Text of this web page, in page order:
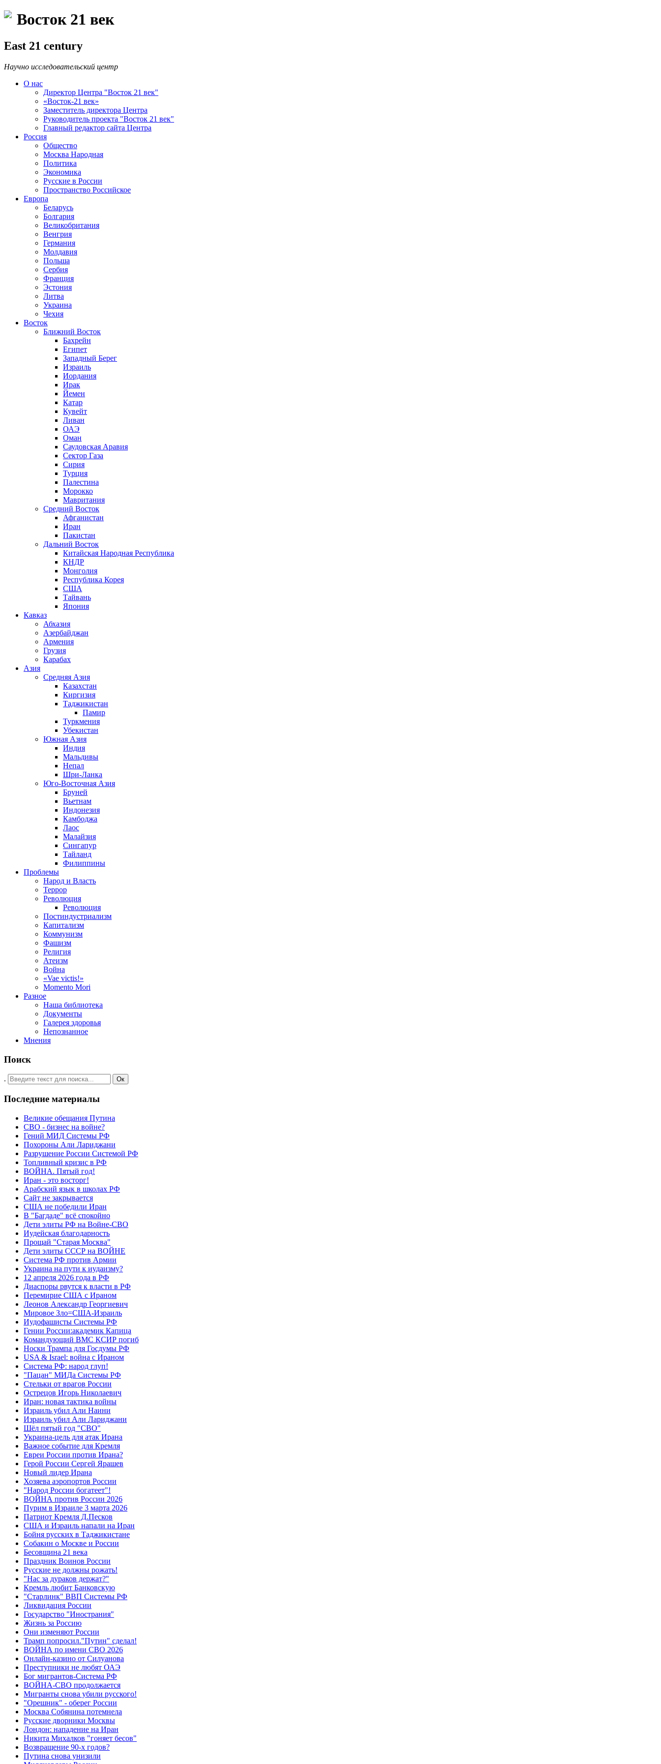
Восток 21 век
East 21 century
Научно исследовательский центр
О нас
Директор Центра "Восток 21 век"
«Восток-21 век»
Заместитель директора Центра
Руководитель проекта "Восток 21 век"
Главный редактор сайта Центра
Россия
Общество
Москва Народная
Политика
Экономика
Русские в России
Пространство Российское
Европа
Беларусь
Болгария
Великобритания
Венгрия
Германия
Молдавия
Польша
Сербия
Франция
Эстония
Литва
Украина
Чехия
Восток
Ближний Восток
Бахрейн
Египет
Западный Берег
Израиль
Иордания
Ирак
Йемен
Катар
Кувейт
Ливан
ОАЭ
Оман
Саудовская Аравия
Сектор Газа
Сирия
Турция
Палестина
Морокко
Мавритания
Средний Восток
Афганистан
Иран
Пакистан
Дальний Восток
Китайская Народная Республика
КНДР
Монголия
Республика Корея
США
Тайвань
Япония
Кавказ
Абхазия
Азербайджан
Армения
Грузия
Карабах
Азия
Средняя Азия
Казахстан
Киргизия
Таджикистан
Памир
Туркмения
Убекистан
Южная Азия
Индия
Мальдивы
Непал
Шри-Ланка
Юго-Восточная Азия
Бруней
Вьетнам
Индонезия
Камбоджа
Лаос
Малайзия
Сингапур
Тайланд
Филиппины
Проблемы
Народ и Власть
Террор
Революция
Революция
Постиндустриализм
Капитализм
Коммунизм
Фашизм
Религия
Атеизм
Война
«Vae victis!»
Momento Mori
Разное
Наша библиотека
Документы
Галерея здоровья
Непознанное
Мнения
Поиск
. Ок
Последние материалы
Великие обещания Путина
СВО - бизнес на войне?
Гений МИД Системы РФ
Похороны Али Лариджани
Разрушение России Системой РФ
Топливный кризис в РФ
ВОЙНА. Пятый год!
Иран - это восторг!
Арабский язык в школах РФ
Сайт не закрывается
США не победили Иран
В "Багдаде" всё спокойно
Дети элиты РФ на Войне-СВО
Иудейская благодарность
Прощай "Старая Москва"
Дети элиты СССР на ВОЙНЕ
Система РФ против Армии
Украина на пути к иудаизму?
12 апреля 2026 года в РФ
Диаспоры рвутся к власти в РФ
Перемирие США с Ираном
Леонов Александр Георгиевич
Мировое Зло=США-Израиль
Иудофашисты Системы РФ
Гении России:академик Капица
Командующий ВМС КСИР погиб
Носки Трампа для Госдумы РФ
USA & Israel: война с Ираном
Система РФ: народ глуп!
"Пацан" МИДа Системы РФ
Стельки от врагов России
Острецов Игорь Николаевич
Иран: новая тактика войны
Израиль убил Али Наини
Израиль убил Али Лариджани
Шёл пятый год "СВО"
Украина-цель для атак Ирана
Важное событие для Кремля
Евреи России против Ирана?
Герой России Сергей Ярашев
Новый лидер Ирана
Хозяева аэропортов России
"Народ России богатеет"!
ВОЙНА против России 2026
Пурим в Израиле 3 марта 2026
Патриот Кремля Д.Песков
США и Израиль напали на Иран
Бойня русских в Таджикистане
Собакин о Москве и России
Бесовщина 21 века
Праздник Воинов России
Русские не должны рожать!
"Нас за дураков держат?"
Кремль любит Банковскую
"Старлинк" ВВП Системы РФ
Ликвидация России
Государство "Инострания"
Жизнь за Россию
Они изменяют России
Трамп попросил."Путин" сделал!
ВОЙНА по имени СВО 2026
Онлайн-казино от Силуанова
Преступники не любят ОАЭ
Бог мигрантов-Система РФ
ВОЙНА-СВО продолжается
Мигранты снова убили русского!
"Орешник" - оберег России
Москва Собянина потемнела
Русские дворники Москвы
Лондон: нападение на Иран
Никита Михалков "гоняет бесов"
Возвращение 90-х годов?
Путина снова унизили